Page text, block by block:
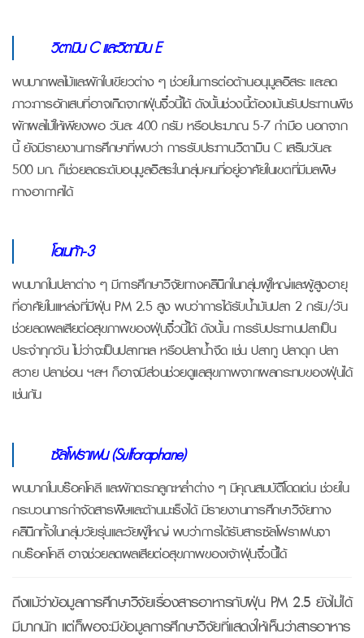
วิตามินC และวิตามิน E
พบมากผลไม้และผักใบเขียวต่าง ๆ ช่วยในการต่อต้านอนุมูลอิสระ และลด
ภาวะการอักเสบที่อาจเกิดจากฝุ่นจิ๋วนี้ได้ ดังนั้นช่วงนี้ต้องเน้นรับประทานพืช
ผักผลไม้ให้เพียงพอ วันละ 400 กรัม หรือประมาณ 5-7 กำมือ นอกจาก
นี้ ยังมีรายงานการศึกษาที่พบว่า การรับประทานวิตามิน C เสริมวันละ
500 มก. ก็ช่วยลดระดับอนุมูลอิสระในกลุ่มคนที่อยู่อาศัยในเขตที่มีมลพิษ
ทางอากาศได้
โอเมก้า-3
พบมากในปลาต่าง ๆ มีการศึกษาวิจัยทางคลินิกในกลุ่มผู้ใหญ่และผู้สูงอายุ
ที่อาศัยในแหล่งที่มีฝุ่น PM 2.5 สูง พบว่าการได้รับน้ำมันปลา 2 กรัม/วัน
ช่วยลดผลเสียต่อสุขภาพของฝุ่นจิ๋วนี้ได้ ดังนั้น การรับประทานปลาเป็น
ประจำทุกวัน ไม่ว่าจะเป็นปลาทะเล หรือปลาน้ำจืด เช่น ปลาทู ปลาดุก ปลา
สวาย ปลาช่อน ฯลฯ ก็อาจมีส่วนช่วยดูแลสุขภาพจากผลกระทบของฝุ่นได้
เช่นกัน
ซัลโฟราเฟน (Sulforaphane)
พบมากในบร๊อคโคลี และผักตระกลูกะหล่ำต่าง ๆ มีคุณสมบัติโดดเด่น ช่วยใน
กระบวนการกำจัดสารพิษและต้านมะเร็งได้ มีรายงานการศึกษาวิจัยทาง
คลินิกทั้งในกลุ่มวัยรุ่นและวัยผู้ใหญ่ พบว่าการได้รับสารซัลโฟราเฟนจา
กบร๊อคโคลี อาจช่วยลดผลเสียต่อสุขภาพของเจ้าฝุ่นจิ๋วนี้ได้
ถึงแม้ว่าข้อมูลการศึกษาวิจัยเรื่องสารอาหารกับฝุ่น PM 2.5 ยังไม่ได้
มีมากนัก แต่ก็พอจะมีข้อมูลการศึกษาวิจัยที่แสดงให้เห็นว่าสารอาหาร